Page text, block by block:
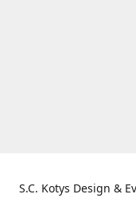
S.C. Kotys Design &